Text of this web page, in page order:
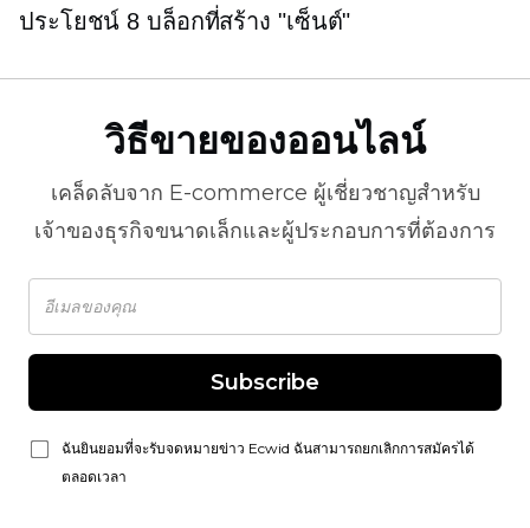
ประโยชน์ 8 บล็อกที่สร้าง "เซ็นต์"
วิธีขายของออนไลน์
เคล็ดลับจาก E-commerce ผู้เชี่ยวชาญสำหรับ
เจ้าของธุรกิจขนาดเล็กและผู้ประกอบการที่ต้องการ
Subscribe
ฉันยินยอมที่จะรับจดหมายข่าว Ecwid ฉันสามารถยกเลิกการสมัครได้
ตลอดเวลา